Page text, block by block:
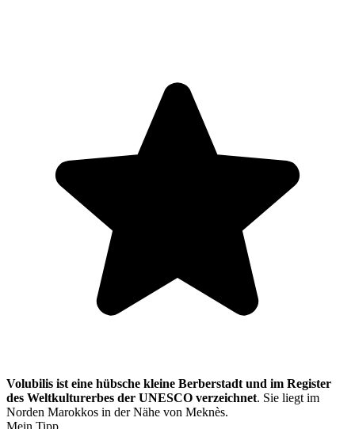
Volubilis ist eine hübsche kleine Berberstadt und im Register
des Weltkulturerbes der UNESCO verzeichnet. Sie liegt im
Norden Marokkos in der Nähe von Meknès.
Mein Tipp